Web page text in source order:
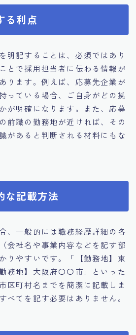
る利点
明記することは、必須ではあり
とで採用担当者に伝わる情報が
ります。例えば、応募先企業が
っている場合、ご自身がどの拠
が明確になります。また、応募
前職の勤務地が近ければ、その
があると判断される材料にもな
な記載方法
、一般的には職務経歴詳細の各
会社名や事業内容などを記す部
りやすいです。「【勤務地】東
務地】大阪府〇〇市」といった
区町村名までを簡潔に記載しま
べてを記す必要はありません。